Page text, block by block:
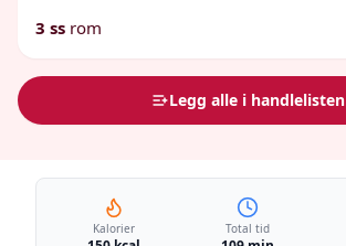
3 ss rom
Legg alle i handlelisten
Kalorier Total tid